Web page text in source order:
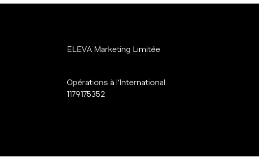
ELEVA Marketing Limitée
Opérations à l'International
1179175352